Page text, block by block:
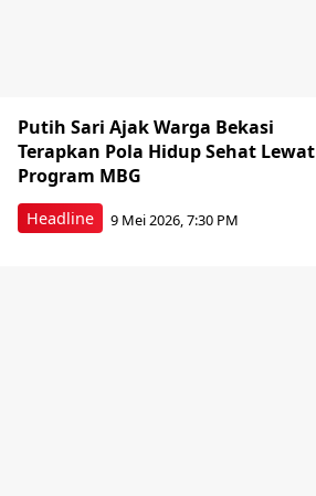
Headline
Putih Sari Ajak Warga Bekasi
Terapkan Pola Hidup Sehat Lewat
Program MBG
9 Mei 2026, 7:30 PM